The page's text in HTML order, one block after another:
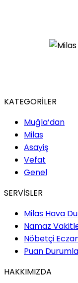
KATEGORİLER
Muğla’dan
Milas
Asayiş
Vefat
Genel
SERVİSLER
Milas Hava
Namaz
Nöbetçi
Puan
HAKKIMIZDA